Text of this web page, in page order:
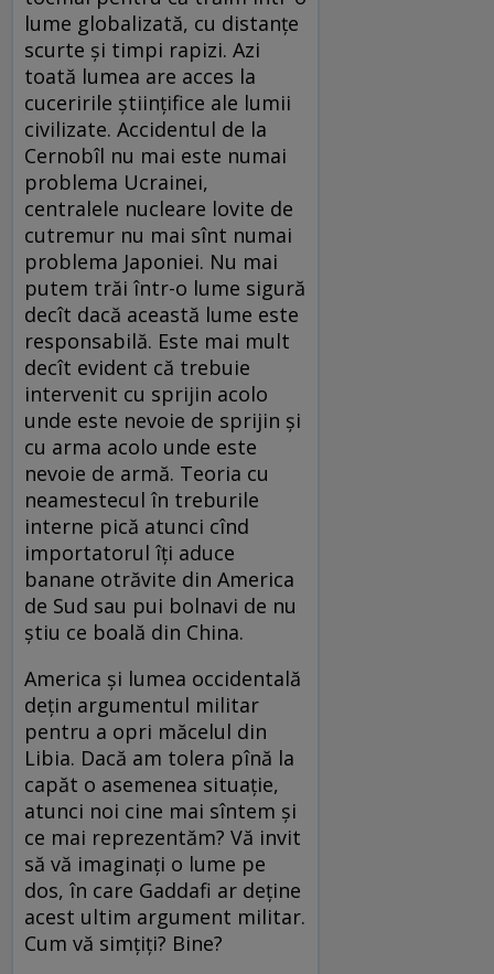
lume globalizată, cu distanţe
scurte şi timpi rapizi. Azi
toată lumea are acces la
cuceririle ştiinţifice ale lumii
civilizate. Accidentul de la
Cernobîl nu mai este numai
problema Ucrainei,
centralele nucleare lovite de
cutremur nu mai sînt numai
problema Japoniei. Nu mai
putem trăi într-o lume sigură
decît dacă această lume este
responsabilă. Este mai mult
decît evident că trebuie
intervenit cu sprijin acolo
unde este nevoie de sprijin şi
cu arma acolo unde este
nevoie de armă. Teoria cu
neamestecul în treburile
interne pică atunci cînd
importatorul îţi aduce
banane otrăvite din America
de Sud sau pui bolnavi de nu
ştiu ce boală din China.
America şi lumea occidentală
deţin argumentul militar
pentru a opri măcelul din
Libia. Dacă am tolera pînă la
capăt o asemenea situaţie,
atunci noi cine mai sîntem şi
ce mai reprezentăm? Vă invit
să vă imaginaţi o lume pe
dos, în care Gaddafi ar deţine
acest ultim argument militar.
Cum vă simţiţi? Bine?